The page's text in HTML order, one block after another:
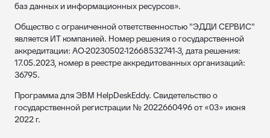
баз данных и информационных ресурсов».
Общество с ограниченной ответственностью "ЭДДИ СЕРВИС"
является ИТ компанией. Номер решения о государственной
аккредитации: АО-20230502-12668532741-3, дата решения:
17.05.2023, номер в реестре аккредитованных организаций:
36795.
Программа для ЭВМ HelpDeskEddy. Свидетельство о
государственной регистрации № 2022660496 от «03» июня
2022 г.